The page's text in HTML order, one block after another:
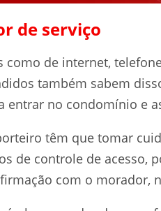
de serviço
de internet,
também sabem
entrar no condomínio e
têm que tomar
de controle de acesso,
com o morador,